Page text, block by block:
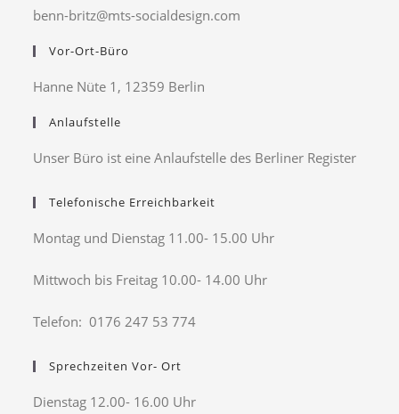
benn-britz@mts-socialdesign.com
Vor-Ort-Büro
Hanne Nüte 1, 12359 Berlin
Anlaufstelle
Unser Büro ist eine Anlaufstelle des Berliner Register
Telefonische Erreichbarkeit
Montag und Dienstag 11.00- 15.00 Uhr
Mittwoch bis Freitag 10.00- 14.00 Uhr
Telefon: 0176 247 53 774
Sprechzeiten Vor- Ort
Dienstag 12.00- 16.00 Uhr